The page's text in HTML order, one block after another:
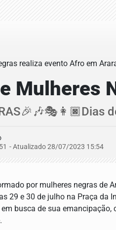
Mulheres
- Atualizado28/07/2023 15:54
por mulheres negras de
29 e 30 de julho na Praça da
busca de sua